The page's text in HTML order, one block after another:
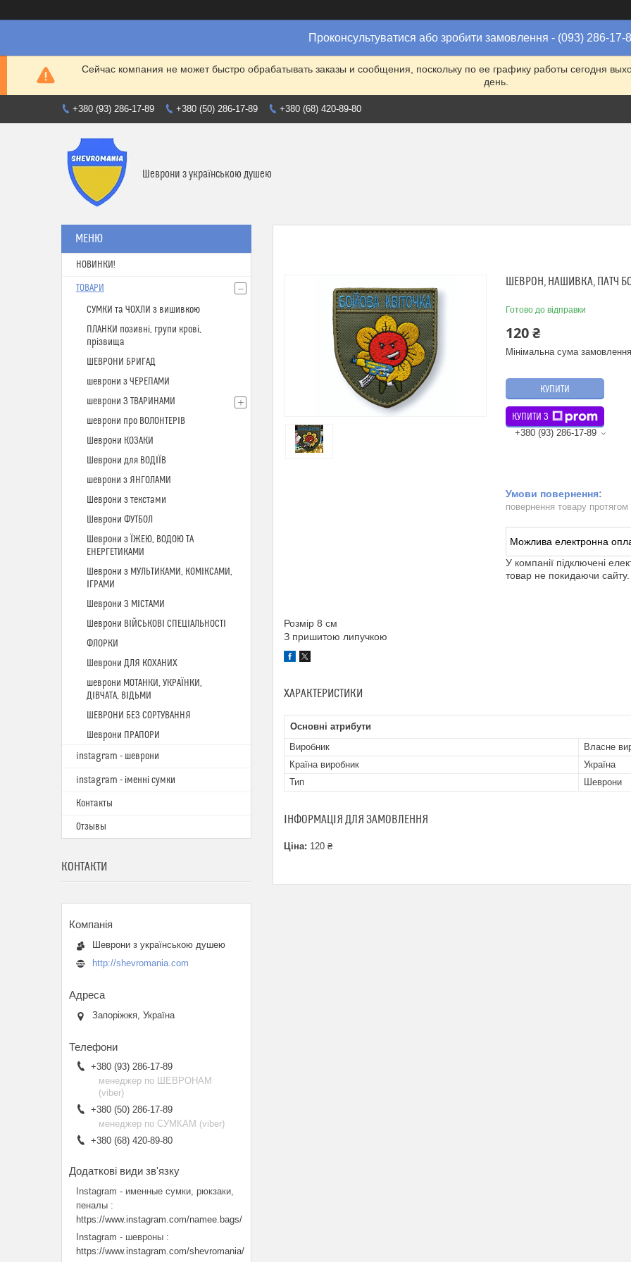
Проконсультуватися або зробити замовлення - (093) 286-17-
Сейчас компания не может быстро обрабатывать заказы и сообщения, поскольку по ее графику работы сегодня
день.
+380 (93) 286-17-89 +380 (50) 286-17-89 +380 (68) 420-89-80
Шеврони з українською душею
ШЕВРОН, НАШИВКА, ПАТЧ
Готово до відправки
120 ₴
Мінімальна сума
КУПИТИ
КУПИТИ З
+380 (93) 286-17-89
повернення товару протягом
У компанії підключені
товар не покидаючи сайту.
Розмір 8 см
З пришитою липучкою
ХАРАКТЕРИСТИКИ
Основні атрибути
Виробник
Власне
Країна виробник
Україна
Тип
Шеврони
ІНФОРМАЦІЯ ДЛЯ ЗАМОВЛЕННЯ
Ціна: 120 ₴
НОВИНКИ!
ТОВАРИ
СУМКИ та ЧОХЛИ з вишивкою
ПЛАНКИ позивні, групи крові,
прізвища
ШЕВРОНИ БРИГАД
шеврони з ЧЕРЕПАМИ
шеврони З ТВАРИНАМИ
шеврони про ВОЛОНТЕРІВ
Шеврони КОЗАКИ
Шеврони для ВОДІЇВ
шеврони з ЯНГОЛАМИ
Шеврони з текстами
Шеврони ФУТБОЛ
Шеврони з ЇЖЕЮ, ВОДОЮ ТА
ЕНЕРГЕТИКАМИ
Шеврони з МУЛЬТИКАМИ, КОМІКСАМИ,
ІГРАМИ
Шеврони З МІСТАМИ
Шеврони ВІЙСЬКОВІ СПЕЦІАЛЬНОСТІ
ФЛОРКИ
Шеврони ДЛЯ КОХАНИХ
шеврони МОТАНКИ, УКРАЇНКИ,
ДІВЧАТА, ВІДЬМИ
ШЕВРОНИ БЕЗ СОРТУВАННЯ
Шеврони ПРАПОРИ
instagram - шеврони
instagram - іменні сумки
Контакты
Отзывы
КОНТАКТИ
Шеврони з українською душею
http://shevromania.com
Запоріжжя, Україна
+380 (93) 286-17-89
менеджер по ШЕВРОНАМ
(viber)
+380 (50) 286-17-89
менеджер по СУМКАМ (viber)
+380 (68) 420-89-80
Instagram - именные сумки, рюкзаки,
пеналы
https://www.instagram.com/namee.bags/
Instagram - шевроны
https://www.instagram.com/shevromania/